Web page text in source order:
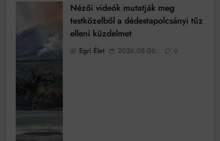
Nézői videók mutatják meg
testközelből a dédestapolcsányi tűz
elleni küzdelmet
Egri Élet 2026.08.06. 0